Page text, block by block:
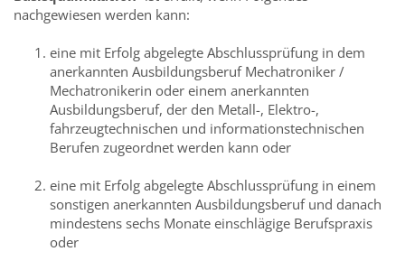
nachgewiesen werden kann:
eine mit Erfolg abgelegte Abschlussprüfung in dem
anerkannten Ausbildungsberuf Mechatroniker /
Mechatronikerin oder einem anerkannten
Ausbildungsberuf, der den Metall-, Elektro-,
fahrzeugtechnischen und informationstechnischen
Berufen zugeordnet werden kann oder
eine mit Erfolg abgelegte Abschlussprüfung in einem
sonstigen anerkannten Ausbildungsberuf und danach
mindestens sechs Monate einschlägige Berufspraxis
oder